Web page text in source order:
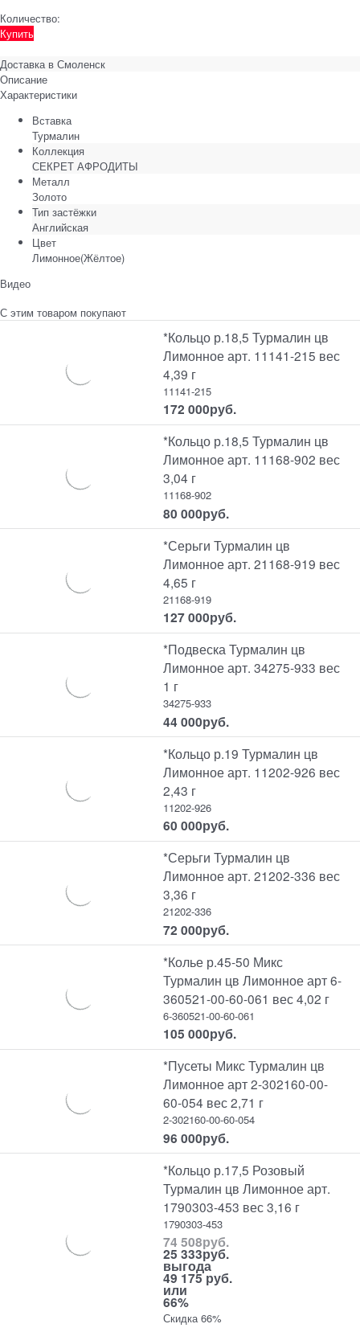
Количество:
Купить
Доставка в Смоленск
Описание
Характеристики
Вставка
Турмалин
Коллекция
СЕКРЕТ АФРОДИТЫ
Металл
Золото
Тип застёжки
Английская
Цвет
Лимонное(Жёлтое)
Видео
С этим товаром покупают
*Кольцо р.18,5 Турмалин цв
Лимонное арт. 11141-215 вес
4,39 г
11141-215
172 000руб.
*Кольцо р.18,5 Турмалин цв
Лимонное арт. 11168-902 вес
3,04 г
11168-902
80 000руб.
*Серьги Турмалин цв
Лимонное арт. 21168-919 вес
4,65 г
21168-919
127 000руб.
*Подвеска Турмалин цв
Лимонное арт. 34275-933 вес
1 г
34275-933
44 000руб.
*Кольцо р.19 Турмалин цв
Лимонное арт. 11202-926 вес
2,43 г
11202-926
60 000руб.
*Серьги Турмалин цв
Лимонное арт. 21202-336 вес
3,36 г
21202-336
72 000руб.
*Колье р.45-50 Микс
Турмалин цв Лимонное арт 6-
360521-00-60-061 вес 4,02 г
6-360521-00-60-061
105 000руб.
*Пусеты Микс Турмалин цв
Лимонное арт 2-302160-00-
60-054 вес 2,71 г
2-302160-00-60-054
96 000руб.
*Кольцо р.17,5 Розовый
Турмалин цв Лимонное арт.
1790303-453 вес 3,16 г
1790303-453
74 508руб.
25 333руб.
выгода
49 175 руб.
или
66%
Скидка 66%